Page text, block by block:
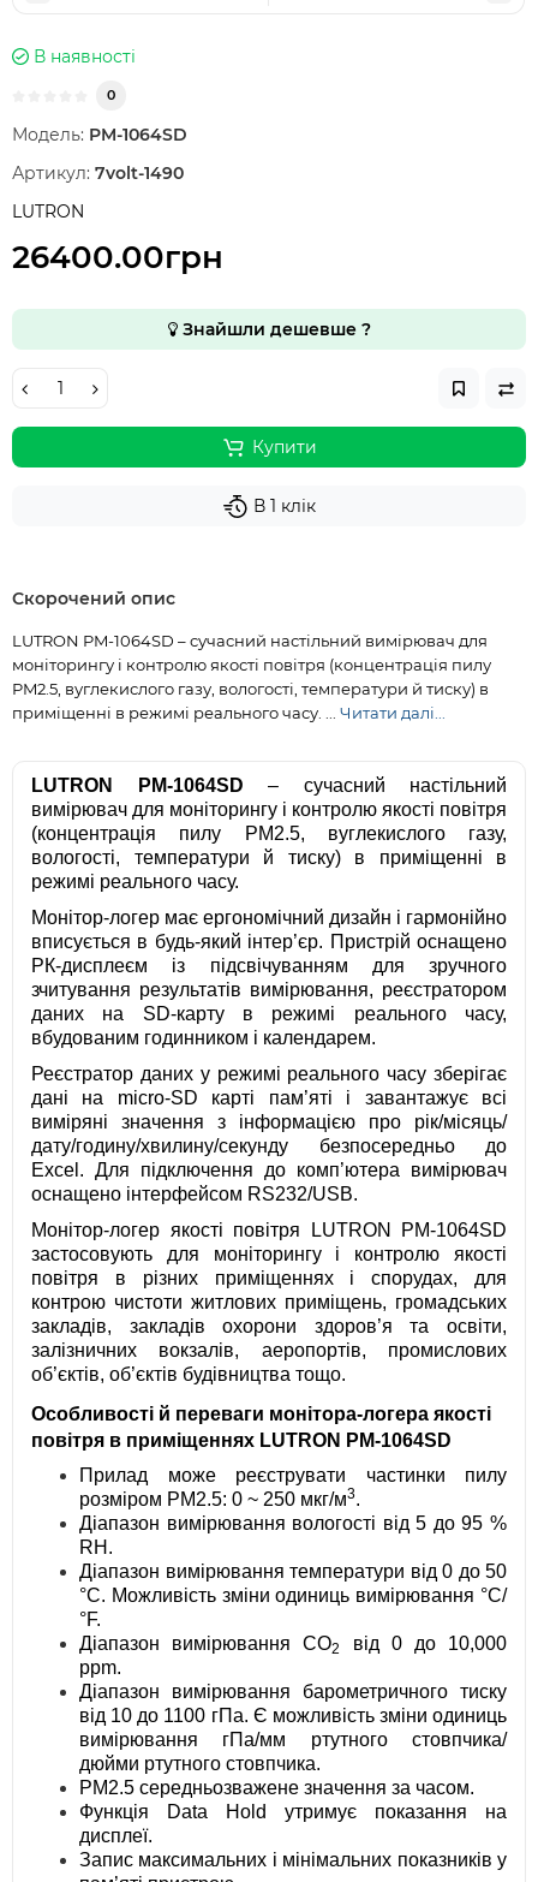
В наявності
0
Модель: PM-1064SD
Артикул: 7volt-1490
LUTRON
26400.00грн
Знайшли дешевше ?
Купити
В 1 клік
Скорочений опис
LUTRON PM-1064SD – сучасний настільний вимірювач для
моніторингу і контролю якості повітря (концентрація пилу
PM2.5, вуглекислого газу, вологості, температури й тиску) в
приміщенні в режимі реального часу. ... Читати далі...
LUTRON PM-1064SD – сучасний настільний
вимірювач для моніторингу і контролю якості повітря
(концентрація пилу PM2.5, вуглекислого газу,
вологості, температури й тиску) в приміщенні в
режимі реального часу.
Монітор-логер має ергономічний дизайн і гармонійно
вписується в будь-який інтер’єр. Пристрій оснащено
РК-дисплеєм із підсвічуванням для зручного
зчитування результатів вимірювання, реєстратором
даних на SD-карту в режимі реального часу,
вбудованим годинником і календарем.
Реєстратор даних у режимі реального часу зберігає
дані на micro-SD карті пам’яті і завантажує всі
виміряні значення з інформацією про рік/місяць/
дату/годину/хвилину/секунду безпосередньо до
Excel. Для підключення до комп’ютера вимірювач
оснащено інтерфейсом RS232/USB.
Монітор-логер якості повітря LUTRON PM-1064SD
застосовують для моніторингу і контролю якості
повітря в різних приміщеннях і спорудах, для
контрою чистоти житлових приміщень, громадських
закладів, закладів охорони здоров’я та освіти,
залізничних вокзалів, аеропортів, промислових
об’єктів, об’єктів будівництва тощо.
Особливості й переваги монітора-логера якості
повітря в приміщеннях LUTRON PM-1064SD
Прилад може реєструвати частинки пилу
розміром PM2.5: 0 ~ 250 мкг/м3.
Діапазон вимірювання вологості від 5 до 95 %
RH.
Діапазон вимірювання температури від 0 до 50
°C. Можливість зміни одиниць вимірювання °C/
°F.
Діапазон вимірювання CO2
від 0 до 10,000
ppm.
Діапазон вимірювання барометричного тиску
від 10 до 1100 гПа. Є можливість зміни одиниць
вимірювання гПа/мм ртутного стовпчика/
дюйми ртутного стовпчика.
PM2.5 середньозважене значення за часом.
Функція Data Hold утримує показання на
дисплеї.
Запис максимальних і мінімальних показників у